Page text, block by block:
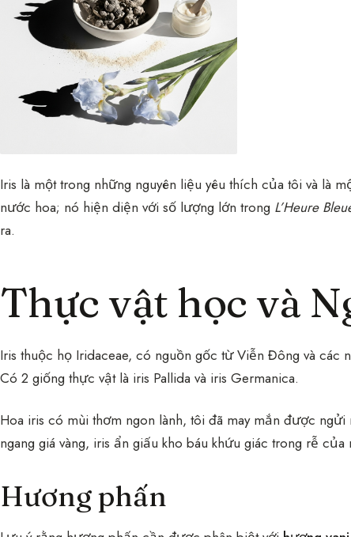
Iris là một trong những nguyên liệu yêu thích của tôi và là
nước hoa; nó hiện diện với số lượng lớn trong L’Heure
ra.
Thực vật học và
Iris thuộc họ Iridaceae, có nguồn gốc từ Viễn Đông và các
Có 2 giống thực vật là iris Pallida và iris Germanica.
Hoa iris có mùi thơm ngon lành, tôi đã may mắn được
ngang giá vàng, iris ẩn giấu kho báu khứu giác trong rễ
Hương phấn